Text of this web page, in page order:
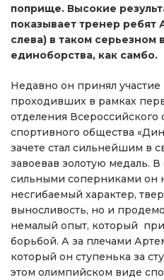
поприще. Высокие
показывает тренер
слева) в таком серьезном
единоборства, как самбо.
Недавно он принял
проходивших в рамках
отделения Всероссийского
спортивного общества
зачете стал сильнейшим в
завоевав золотую медаль.
сильными соперниками он
несгибаемый характер,
выносливость, но и
немалый опыт, который
борьбой. А за плечами
который он ступенька за
этом олимпийском виде